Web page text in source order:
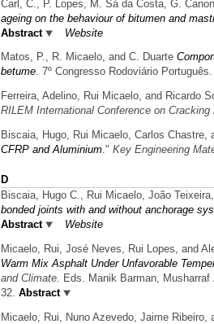
Carl, C., P. Lopes, M. Sá da Costa, G.
ageing on the behaviour of bitumen and
Abstract
Website
Matos, P., R. Micaelo, and C. Duarte
betume. 7º Congresso Rodoviário
Ferreira, Adelino, Rui Micaelo, and Ricardo
RILEM International Conference on Cracking
Biscaia, Hugo, Rui Micaelo, Carlos Chastre,
CFRP and Aluminium ." Key Engineering
D
Biscaia, Hugo C., Rui Micaelo, João
bonded joints with and without anchorage
Abstract
Website
Micaelo, Rui, José Neves, Rui Lopes, and
Warm Mix Asphalt Under Unfavorable
and Climate . Eds. Manik Barman,
32. Abstract
Micaelo, Rui, Nuno Azevedo, Jaime Ribeiro,